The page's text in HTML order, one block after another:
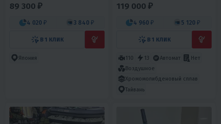
89 300 ₽
4 020 ₽ 3 840 ₽
В 1 КЛИК
Япония
119 000 ₽
4 960 ₽ 5 120 ₽
В 1 КЛИК
110 13 Автомат
Нет
Воздушное
Хромомолибденовый сплав
Тайвань